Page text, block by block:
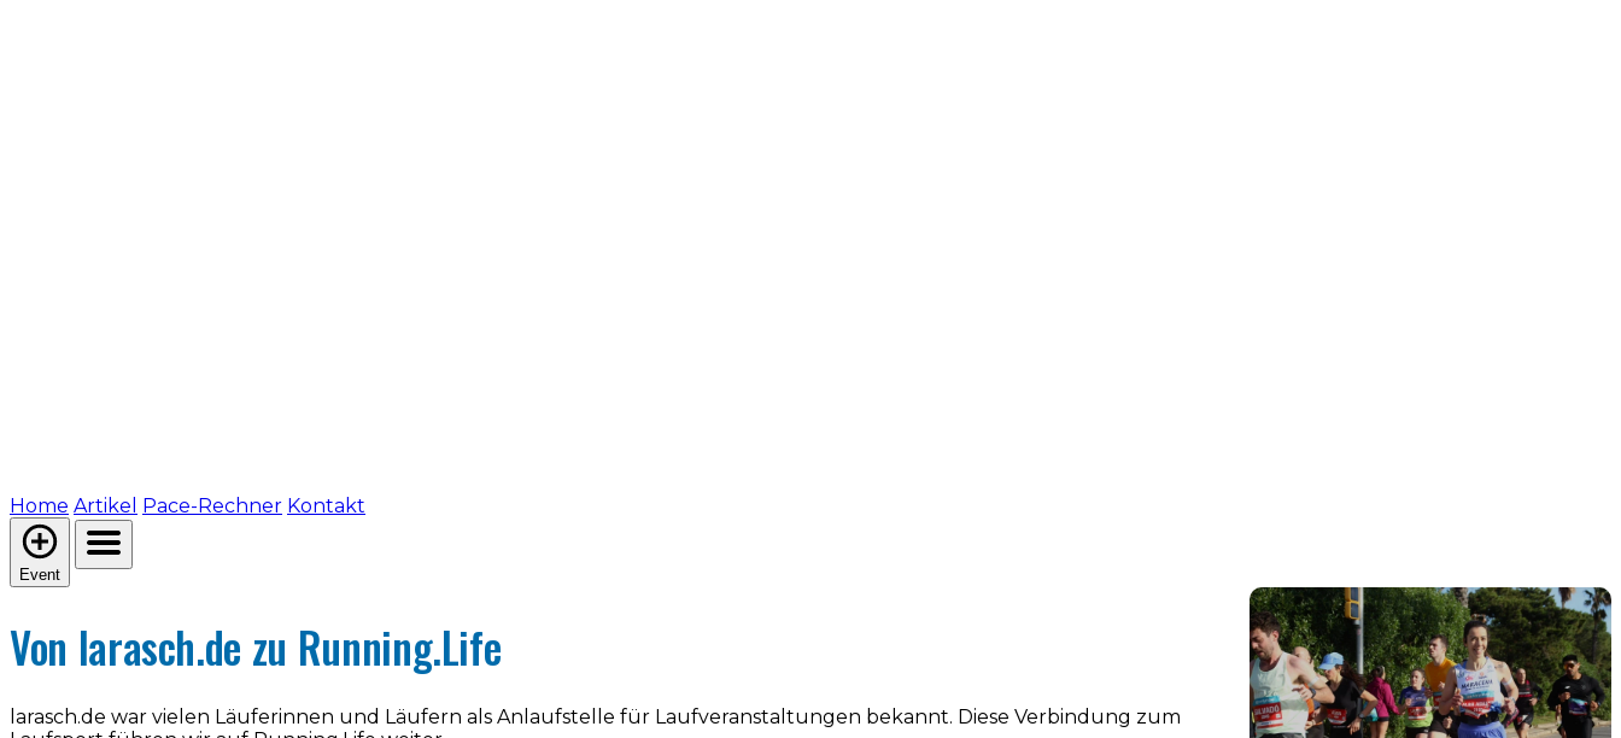
Home Artikel Pace-Rechner Kontakt
Event
Von larasch.de zu Running.Life
larasch.de war vielen Läuferinnen und Läufern als Anlaufstelle für Laufveranstaltungen bekannt. Diese Verbindung zum